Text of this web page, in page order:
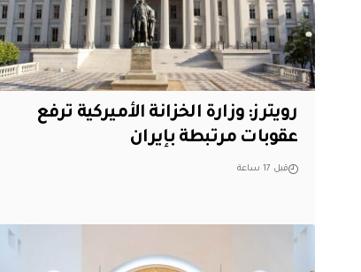
‏رويترز: وزارة الخزانة الأميركية ترفع
عقوبات مرتبطة بإيران
قبل 17 ساعة